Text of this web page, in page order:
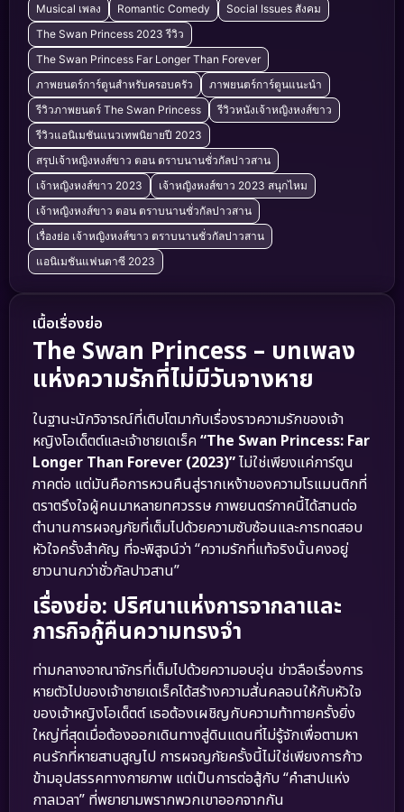
Musical เพลง
Romantic Comedy
Social Issues สังคม
The Swan Princess 2023 รีวิว
The Swan Princess Far Longer Than Forever
ภาพยนตร์การ์ตูนสำหรับครอบครัว
ภาพยนตร์การ์ตูนแนะนำ
รีวิวภาพยนตร์ The Swan Princess
รีวิวหนังเจ้าหญิงหงส์ขาว
รีวิวแอนิเมชันแนวเทพนิยายปี 2023
สรุปเจ้าหญิงหงส์ขาว ตอน ตราบนานชั่วกัลปาวสาน
เจ้าหญิงหงส์ขาว 2023
เจ้าหญิงหงส์ขาว 2023 สนุกไหม
เจ้าหญิงหงส์ขาว ตอน ตราบนานชั่วกัลปาวสาน
เรื่องย่อ เจ้าหญิงหงส์ขาว ตราบนานชั่วกัลปาวสาน
แอนิเมชันแฟนตาซี 2023
เนื้อเรื่องย่อ
The Swan Princess – บทเพลง
แห่งความรักที่ไม่มีวันจางหาย
ในฐานะนักวิจารณ์ที่เติบโตมากับเรื่องราวความรักของเจ้า
หญิงโอเด็ตต์และเจ้าชายเดเร็ค“The Swan Princess: Far
Longer Than Forever (2023)”ไม่ใช่เพียงแค่การ์ตูน
ภาคต่อ แต่มันคือการหวนคืนสู่รากเหง้าของความโรแมนติกที่
ตราตรึงใจผู้คนมาหลายทศวรรษ ภาพยนตร์ภาคนี้ได้สานต่อ
ตำนานการผจญภัยที่เต็มไปด้วยความซับซ้อนและการทดสอบ
หัวใจครั้งสำคัญ ที่จะพิสูจน์ว่า “ความรักที่แท้จริงนั้นคงอยู่
ยาวนานกว่าชั่วกัลปาวสาน”
เรื่องย่อ: ปริศนาแห่งการจากลาและ
ภารกิจกู้คืนความทรงจำ
ท่ามกลางอาณาจักรที่เต็มไปด้วยความอบอุ่น ข่าวลือเรื่องการ
หายตัวไปของเจ้าชายเดเร็คได้สร้างความสั่นคลอนให้กับหัวใจ
ของเจ้าหญิงโอเด็ตต์ เธอต้องเผชิญกับความท้าทายครั้งยิ่ง
ใหญ่ที่สุดเมื่อต้องออกเดินทางสู่ดินแดนที่ไม่รู้จักเพื่อตามหา
คนรักที่หายสาบสูญไป การผจญภัยครั้งนี้ไม่ใช่เพียงการก้าว
ข้ามอุปสรรคทางกายภาพ แต่เป็นการต่อสู้กับ “คำสาปแห่ง
กาลเวลา” ที่พยายามพรากพวกเขาออกจากกัน